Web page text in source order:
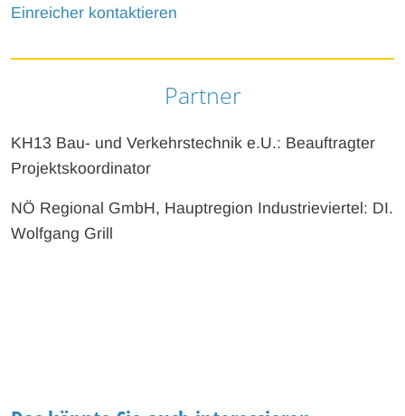
Einreicher kontaktieren
Partner
KH13 Bau- und Verkehrstechnik e.U.: Beauftragter
Projektskoordinator
NÖ Regional GmbH, Hauptregion Industrieviertel: DI.
Wolfgang Grill